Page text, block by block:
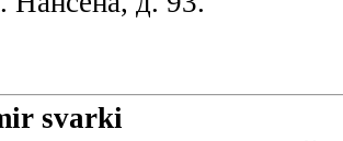
svarki